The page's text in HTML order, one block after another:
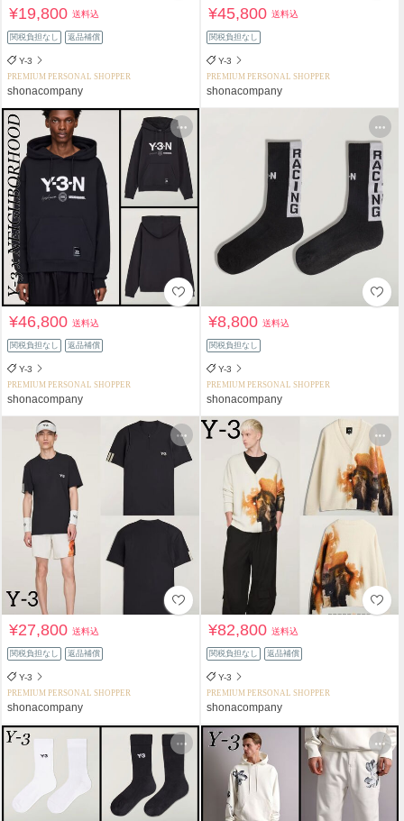
¥19,800送料込
関税負担なし 返品補償
Y-3
PREMIUM PERSONAL SHOPPER
shonacompany
¥45,800送料込
関税負担なし
Y-3
PREMIUM PERSONAL SHOPPER
shonacompany
¥46,800送料込
関税負担なし 返品補償
Y-3
PREMIUM PERSONAL SHOPPER
shonacompany
¥8,800送料込
関税負担なし
Y-3
PREMIUM PERSONAL SHOPPER
shonacompany
¥27,800送料込
関税負担なし 返品補償
Y-3
PREMIUM PERSONAL SHOPPER
shonacompany
¥82,800送料込
関税負担なし 返品補償
Y-3
PREMIUM PERSONAL SHOPPER
shonacompany